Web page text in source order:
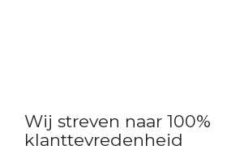
Wij streven naar 100%
klanttevredenheid